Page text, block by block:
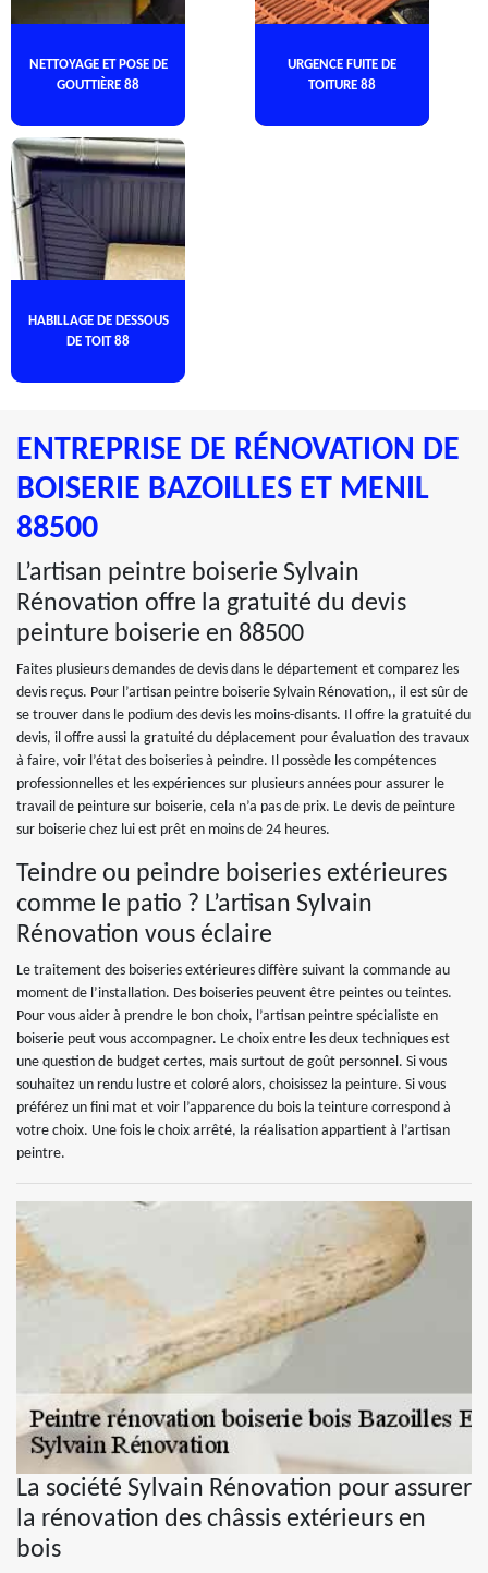
NETTOYAGE ET POSE DE
GOUTTIÈRE 88
URGENCE FUITE DE
TOITURE 88
HABILLAGE DE DESSOUS
DE TOIT 88
ENTREPRISE DE RÉNOVATION DE
BOISERIE BAZOILLES ET MENIL
88500
L’artisan peintre boiserie Sylvain
Rénovation offre la gratuité du devis
peinture boiserie en 88500
Faites plusieurs demandes de devis dans le département et comparez les
devis reçus. Pour l’artisan peintre boiserie Sylvain Rénovation,, il est sûr de
se trouver dans le podium des devis les moins-disants. Il offre la gratuité du
devis, il offre aussi la gratuité du déplacement pour évaluation des travaux
à faire, voir l’état des boiseries à peindre. Il possède les compétences
professionnelles et les expériences sur plusieurs années pour assurer le
travail de peinture sur boiserie, cela n’a pas de prix. Le devis de peinture
sur boiserie chez lui est prêt en moins de 24 heures.
Teindre ou peindre boiseries extérieures
comme le patio ? L’artisan Sylvain
Rénovation vous éclaire
Le traitement des boiseries extérieures diffère suivant la commande au
moment de l’installation. Des boiseries peuvent être peintes ou teintes.
Pour vous aider à prendre le bon choix, l’artisan peintre spécialiste en
boiserie peut vous accompagner. Le choix entre les deux techniques est
une question de budget certes, mais surtout de goût personnel. Si vous
souhaitez un rendu lustre et coloré alors, choisissez la peinture. Si vous
préférez un fini mat et voir l’apparence du bois la teinture correspond à
votre choix. Une fois le choix arrêté, la réalisation appartient à l’artisan
peintre.
La société Sylvain Rénovation pour assurer
la rénovation des châssis extérieurs en
bois